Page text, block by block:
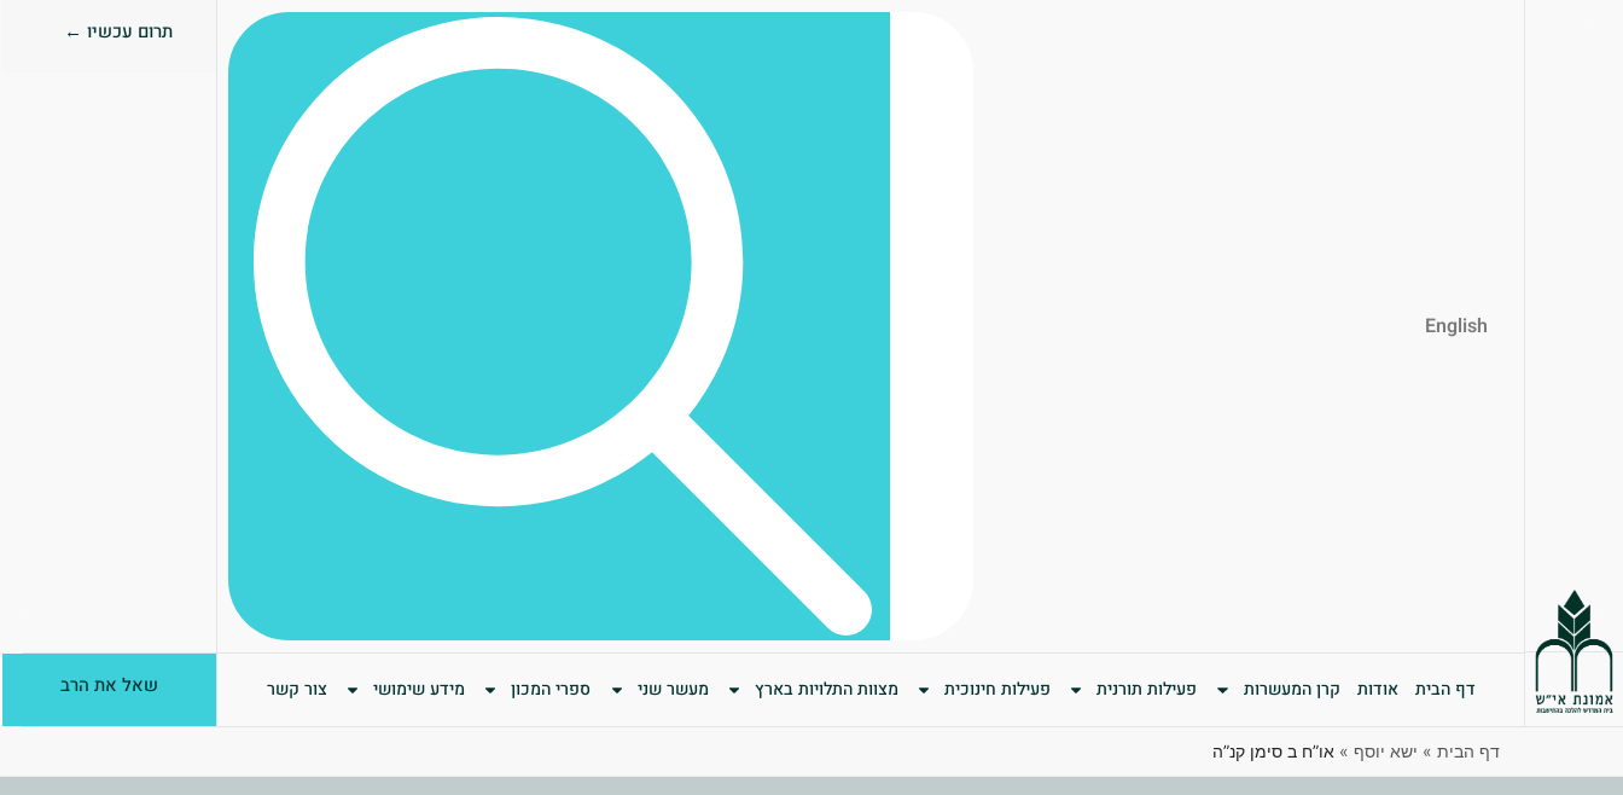
English
תרום עכשיו ←
דף הבית אודות קרן המעשרות פעילות תורנית פעילות חינוכית מצוות התלויות בארץ מעשר שני ספרי המכון מידע שימושי צור קשר שאל את הרב
דף הבית » ישא יוסף » או”ח ב סימן קנ”ה